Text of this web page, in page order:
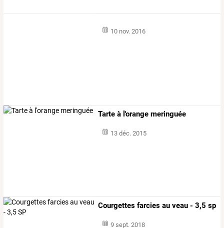
10 nov. 2016
Tarte à l'orange meringuée
13 déc. 2015
Courgettes farcies au veau - 3,5 sp
9 sept. 2018